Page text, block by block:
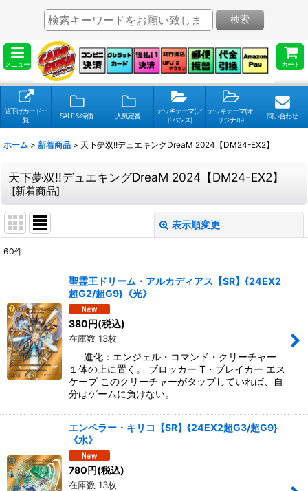
メニュー カート
検索
値下げカード一
覧
SALE＆特価 人気定番
デッキテーマ(ア
ドバンス)
デッキテーマ(オ
リジナル)
問い合わせ
ホーム > 新着商品 > 天下夢双!!デュエキングDreaM 2024【DM24-EX2】
天下夢双!!デュエキングDreaM 2024【DM24-EX2】
[新着商品]
表示順変更
並び順:
60件
聖霊王ドリーム・アルカディアス【SR】{24EX2
超G2/超G9}《光》
380円(税込)
在庫数 13枚
進化：エンジェル・コマンド・クリーチャー
１体の上に置く。 ブロッカー T・ブレイカー エス
ケープ このクリーチャーがタップしていれば、自
分はゲームに負けない。
エンペラー・キリコ【SR】{24EX2超G3/超G9}
《水》
780円(税込)
在庫数 13枚